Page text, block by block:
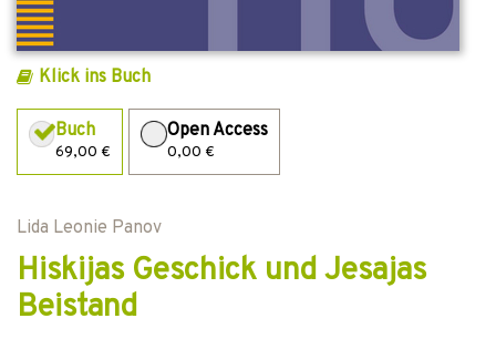
Klick ins Buch
Buch
69,00 €
Open Access
0,00 €
Lida Leonie Panov
Hiskijas Geschick und Jesajas
Beistand